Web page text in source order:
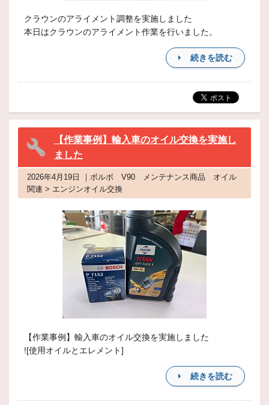
クラウンのアライメント調整を実施しました
本日はクラウンのアライメント作業を行いました。
続きを読む
【作業事例】輸入車のオイル交換を実施し
ました
2026年4月19日 ｜ボルボ V90 メンテナンス商品 オイル
関連 > エンジンオイル交換
【作業事例】輸入車のオイル交換を実施しました
![使用オイルとエレメント]
続きを読む